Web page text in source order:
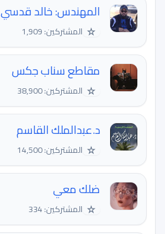
المهندس: خالد قدسي
☆ المشتركين: 1,909
مقاطع سناب جكس
☆ المشتركين: 38,900
د.عبدالملك القاسم
☆ المشتركين: 14,500
ضلك معي
☆ المشتركين: 334